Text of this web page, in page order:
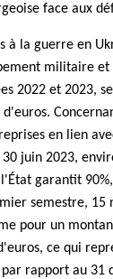
face aux
à la guerre en
militaire et
2022 et 2023,
en lien
juin 2023,
garantit
semestre, 15
pour un
ce qui
rapport au 31